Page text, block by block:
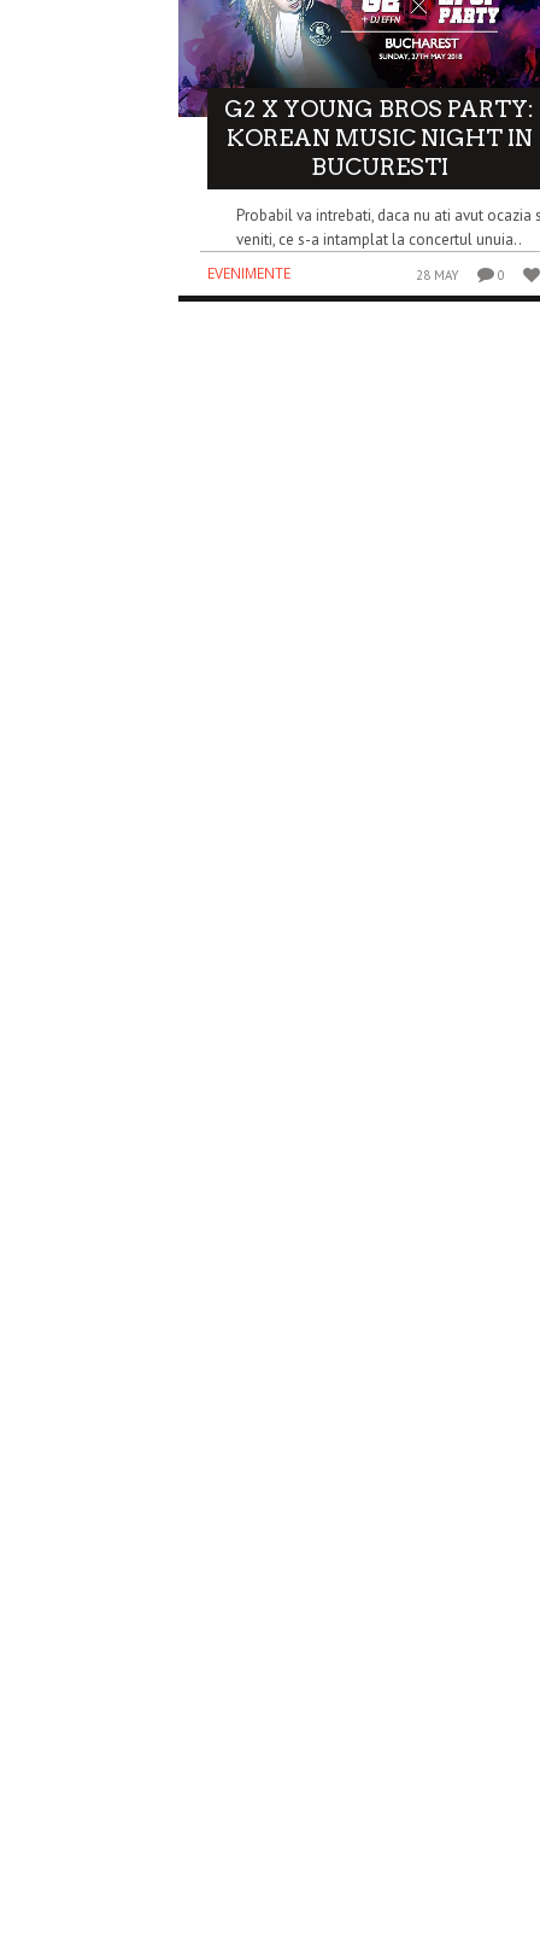
G2 X YOUNG BROS PARTY:
KOREAN MUSIC NIGHT IN
BUCURESTI
Probabil va intrebati, daca nu ati avut ocazia
veniti, ce s-a intamplat la concertul unuia..
EVENIMENTE
28 MAY 0